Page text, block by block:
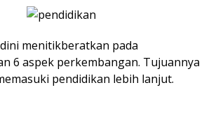
menitikberatkan pada
6 aspek perkembangan. Tujuannya
pendidikan lebih lanjut.